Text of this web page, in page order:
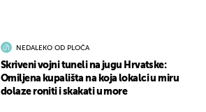
NEDALEKO OD PLOČA
Skriveni vojni tuneli na jugu Hrvatske:
Omiljena kupališta na koja lokalci u miru
dolaze roniti i skakati u more